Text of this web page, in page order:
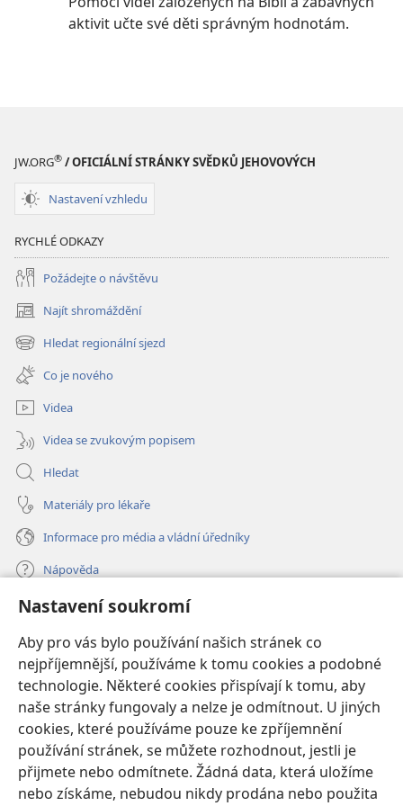
Nastavení soukromí
Aby pro vás bylo používání našich stránek co
nejpříjemnější, používáme k tomu cookies a podobné
technologie. Některé cookies přispívají k tomu, aby
naše stránky fungovaly a nelze je odmítnout. U jiných
cookies, které používáme pouze ke zpříjemnění
používání stránek, se můžete rozhodnout, jestli je
přijmete nebo odmítnete. Žádná data, která uložíme
nebo získáme, nebudou nikdy prodána nebo použita
aktivit učte své děti správným hodnotám.
JW.ORG® / OFICIÁLNÍ STRÁNKY SVĚDKŮ JEHOVOVÝCH
Nastavení vzhledu
RYCHLÉ ODKAZY
Požádejte o návštěvu
Najít shromáždění
(otevřeno
nové
okno)
Hledat regionální sjezd
(otevřeno
nové
okno)
Co je nového
Videa
Videa se zvukovým popisem
Hledat
Materiály pro lékaře
Informace pro média a vládní úředníky
Nápověda
Dary
nové
okno) ONLINE KNIHOVNA Strážné věže
(otevřeno
nové
okno)JW Hub®
(otevřeno
nové
okno)JW Library ®
Watchtower Library